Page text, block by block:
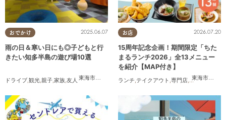
おでかけ
東海市
,大府市 知多市, 東浦町,半田市 常滑市, 美浜町
2025.06.07
雨の日＆寒い日にも◎子どもと行
きたい知多半島の遊び場10選
ドライブ,観光,親子,家族,友人
お店
東海市
,大府
2026.07.20
15周年記念企画！期間限定「ちた
まるランチ2026」全13メニュー
を紹介【MAP付き】
ランチ,テイクアウト ,専門店,ちたまるスタ